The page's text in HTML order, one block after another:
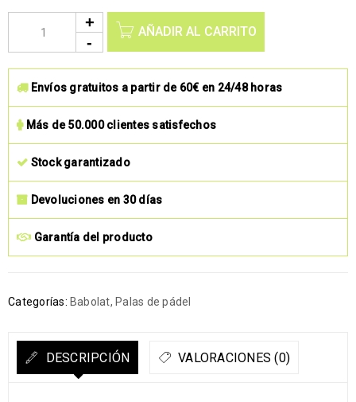
AÑADIR AL CARRITO
Envíos gratuitos a partir de 60€ en 24/48 horas
Más de 50.000 clientes satisfechos
Stock garantizado
Devoluciones en 30 días
Garantía del producto
Categorías: Babolat, Palas de pádel
DESCRIPCIÓN VALORACIONES (0)